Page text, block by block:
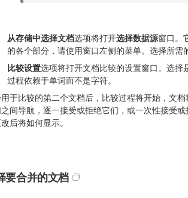
从存储中选择文档选项将打开选择数据源窗口。
的各个部分，请使用窗口左侧的菜单。选择所需
比较设置选项将打开文档比较的设置窗口。选择
过程依赖于单词而不是字符。
于比较的第二个文档后，比较过程将开始，文
间导航，逐一接受或拒绝它们，或一次性接受
后将如何显示。
要合并的文档